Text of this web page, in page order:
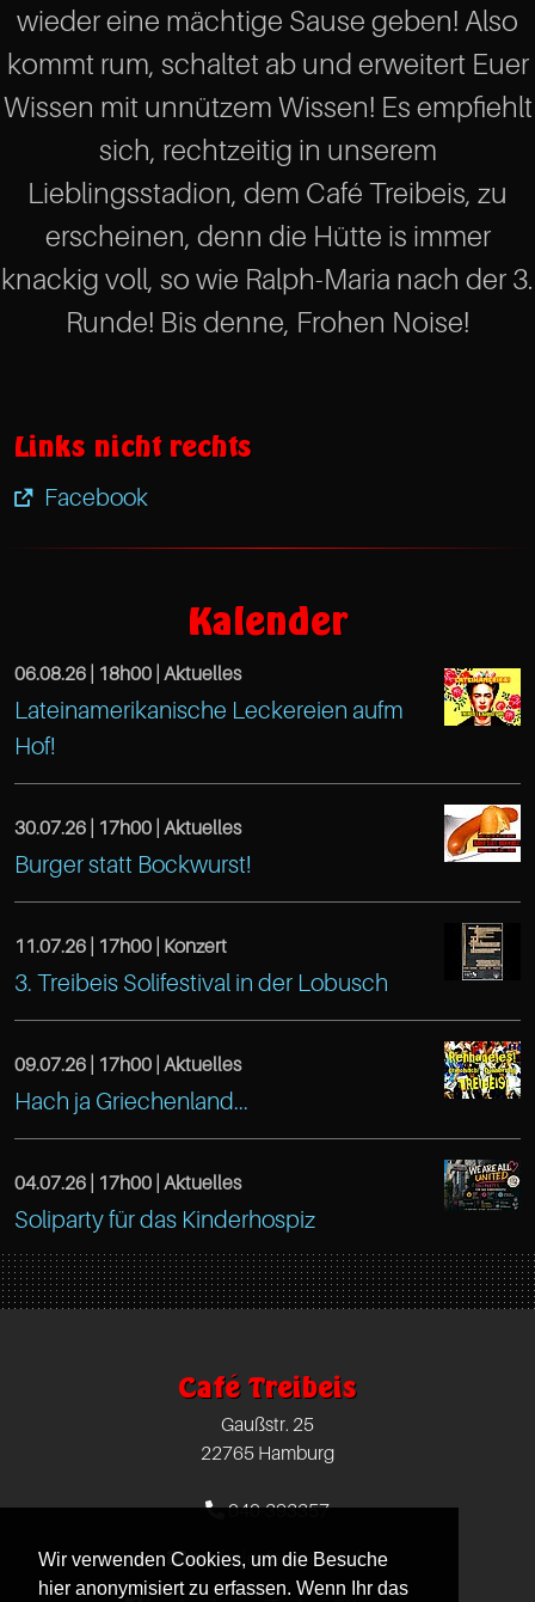
Wir verwenden Cookies, um die Besuche
hier anonymisiert zu erfassen. Wenn Ihr das
wieder eine mächtige Sause geben! Also
kommt rum, schaltet ab und erweitert Euer
Wissen mit unnützem Wissen! Es empfiehlt
sich, rechtzeitig in unserem
Lieblingsstadion, dem Café Treibeis, zu
erscheinen, denn die Hütte is immer
knackig voll, so wie Ralph-Maria nach der 3.
Runde! Bis denne, Frohen Noise!
Links nicht rechts
Facebook
https://www.facebook.com/
Altona
Gaußstr.
Hamburg
22765
Hamburg
DE
Kalender
06.08.26 | 18h00 | Aktuelles
Lateinamerikanische Leckereien aufm
Hof!
https://www.facebook.com/
Treibeis
Altona
Gaußstr.
25
Hamburg
Hamburg
DE
30.07.26 | 17h00 | Aktuelles
Burger statt Bockwurst!
https://www.facebook.com/
Café
Treibeis
Altona
Hamburg
DE
11.07.26 | 17h00 | Konzert
3. Treibeis Solifestival in der Lobusch
https://www.facebook.com/
Café
Treibeis
Altona
22765
09.07.26 | 17h00 | Aktuelles
Hach ja Griechenland...
https://www.facebook.com/
Café
Treibeis
Altona
Gaußstr.
25
04.07.26 | 17h00 | Aktuelles
Soliparty für das Kinderhospiz
https://www.facebook.com/
Café
Treibeis
Hamburg
Café Treibeis
Gaußstr. 25
22765 Hamburg
040-393357
info[at]cafe-treibeis.de